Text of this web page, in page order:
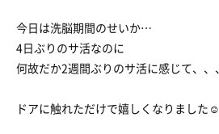
今日は洗脳期間のせいか…
4日ぶりのサ活なのに
何故だか2週間ぶりのサ活に感じて、、、
ドアに触れただけで嬉しくなりました☺️